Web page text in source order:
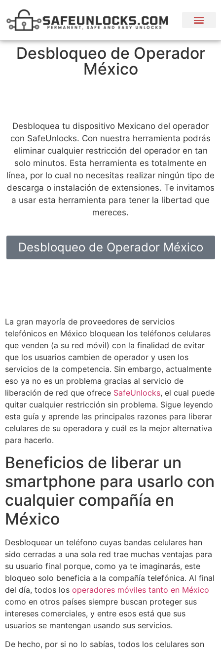
Desbloqueo de Operador
México
Desbloquea tu dispositivo Mexicano del operador
con SafeUnlocks. Con nuestra herramienta podrás
eliminar cualquier restricción del operador en tan
solo minutos. Esta herramienta es totalmente en
línea, por lo cual no necesitas realizar ningún tipo de
descarga o instalación de extensiones. Te invitamos
a usar esta herramienta para tener la libertad que
mereces.
Desbloqueo de Operador México
La gran mayoría de proveedores de servicios
telefónicos en México bloquean los teléfonos celulares
que venden (a su red móvil) con la finalidad de evitar
que los usuarios cambien de operador y usen los
servicios de la competencia. Sin embargo, actualmente
eso ya no es un problema gracias al servicio de
liberación de red que ofrece SafeUnlocks, el cual puede
quitar cualquier restricción sin problema. Sigue leyendo
esta guía y aprende las principales razones para liberar
celulares de su operadora y cuál es la mejor alternativa
para hacerlo.
Beneficios de liberar un
smartphone para usarlo con
cualquier compañía en
México
Desbloquear un teléfono cuyas bandas celulares han
sido cerradas a una sola red trae muchas ventajas para
su usuario final porque, como ya te imaginarás, este
bloqueo solo beneficia a la compañía telefónica. Al final
del día, todos los operadores móviles tanto en México
como en otros países siempre buscan proteger sus
intereses comerciales, y entre esos está que sus
usuarios se mantengan usando sus servicios.
De hecho, por si no lo sabías, todos los celulares son